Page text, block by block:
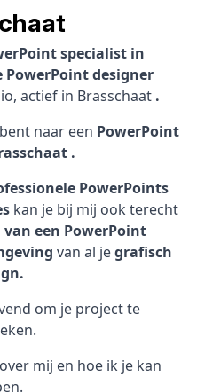
specialist in
PowerPoint designer
actief in Brasschaat .
naar een PowerPoint
.
PowerPoints
kan je bij mij ook terecht
een PowerPoint
van al jegrafisch
om je project te
mij en hoe ik je kan